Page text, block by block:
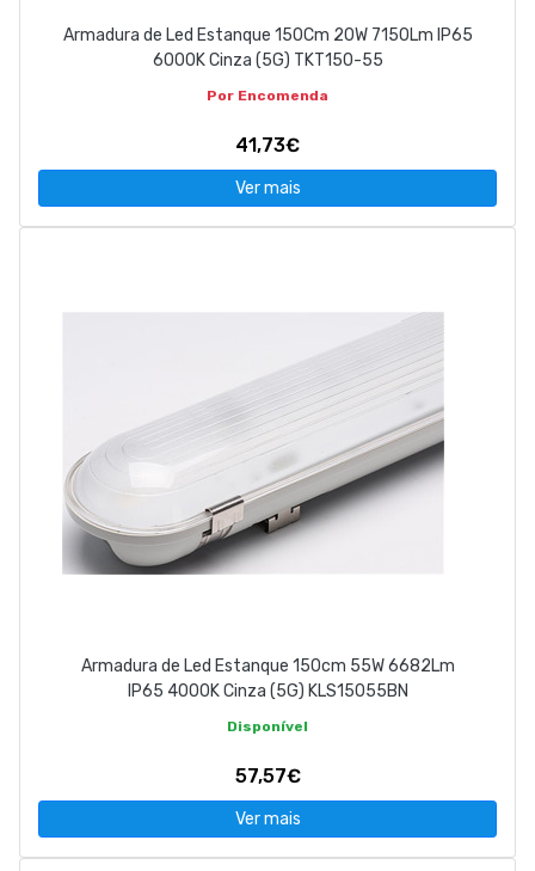
Armadura de Led Estanque 150Cm 20W 7150Lm IP65
6000K Cinza (5G) TKT150-55
Por Encomenda
41,73€
Ver mais
Armadura de Led Estanque 150cm 55W 6682Lm
IP65 4000K Cinza (5G) KLS15055BN
Disponível
57,57€
Ver mais